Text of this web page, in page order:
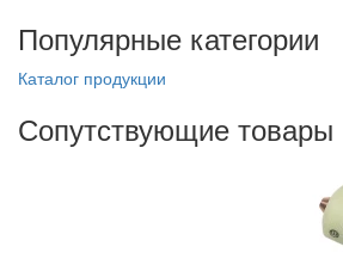
Популярные категории
Каталог продукции
Сопутствующие товары